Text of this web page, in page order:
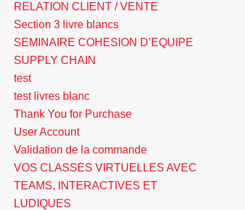
RELATION CLIENT / VENTE
Section 3 livre blancs
SEMINAIRE COHESION D’EQUIPE
SUPPLY CHAIN
test
test livres blanc
Thank You for Purchase
User Account
Validation de la commande
VOS CLASSES VIRTUELLES AVEC
TEAMS, INTERACTIVES ET
LUDIQUES